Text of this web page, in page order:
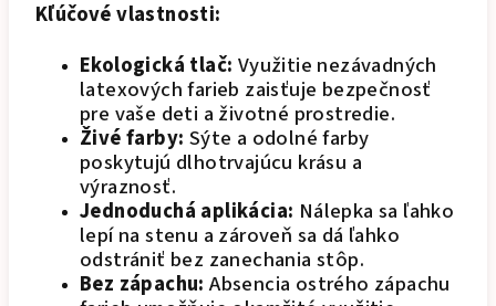
Kľúčové vlastnosti:
Ekologická tlač: Využitie nezávadných
latexových farieb zaisťuje bezpečnosť
pre vaše deti a životné prostredie.
Živé farby: Sýte a odolné farby
poskytujú dlhotrvajúcu krásu a
výraznosť.
Jednoduchá aplikácia: Nálepka sa ľahko
lepí na stenu a zároveň sa dá ľahko
odstrániť bez zanechania stôp.
Bez zápachu:Absencia ostrého zápachu